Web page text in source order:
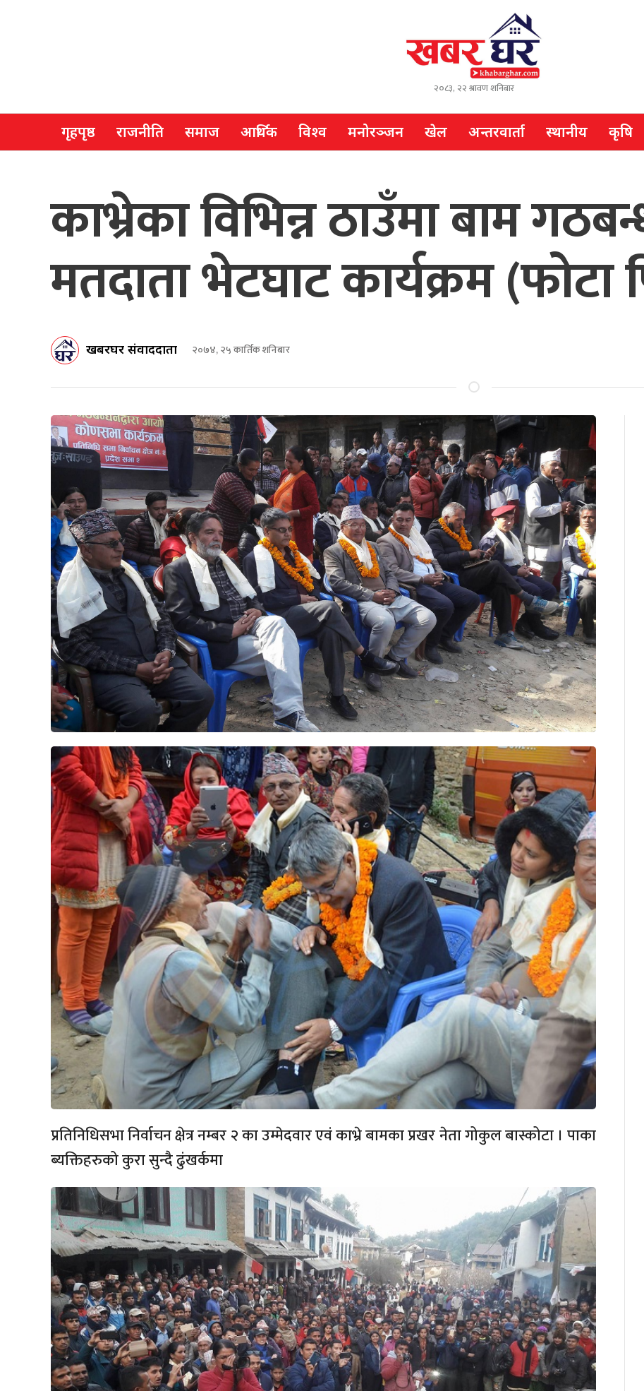
२०८३, २२ श्रावण शनिबार
गृहपृष्ठ राजनीति समाज आर्थिक विश्व मनोरञ्जन खेल अन्तरवार्ता स्थानीय कृषि
काभ्रेका विभिन्न ठाउँमा बाम
मतदाता भेटघाट कार्यक्रम (फोटा
खबरघर संवाददाता २०७४, २५ कार्तिक शनिबार
प्रतिनिधिसभा निर्वाचन क्षेत्र नम्बर २ का उम्मेदवार एवं काभ्रे बामका प्रखर नेता गोकुल बास्कोटा । पाका
ब्यक्तिहरुको कुरा सुन्दै ढुंखर्कमा